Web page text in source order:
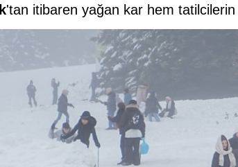
'tan itibaren yağan kar hem